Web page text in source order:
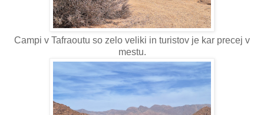
Campi v Tafraoutu so zelo veliki in turistov je kar precej v
mestu.